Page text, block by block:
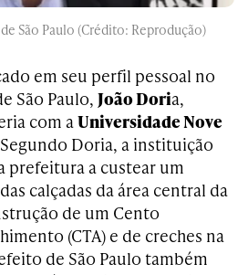
São Paulo (Crédito: Reprodução)
em seu perfil pessoal no
São Paulo, João Doria,
com aUniversidade Nove
Doria, a instituição
prefeitura a custear um
calçadas da área central da
de um Cento
(CTA) e de creches na
de São Paulo também